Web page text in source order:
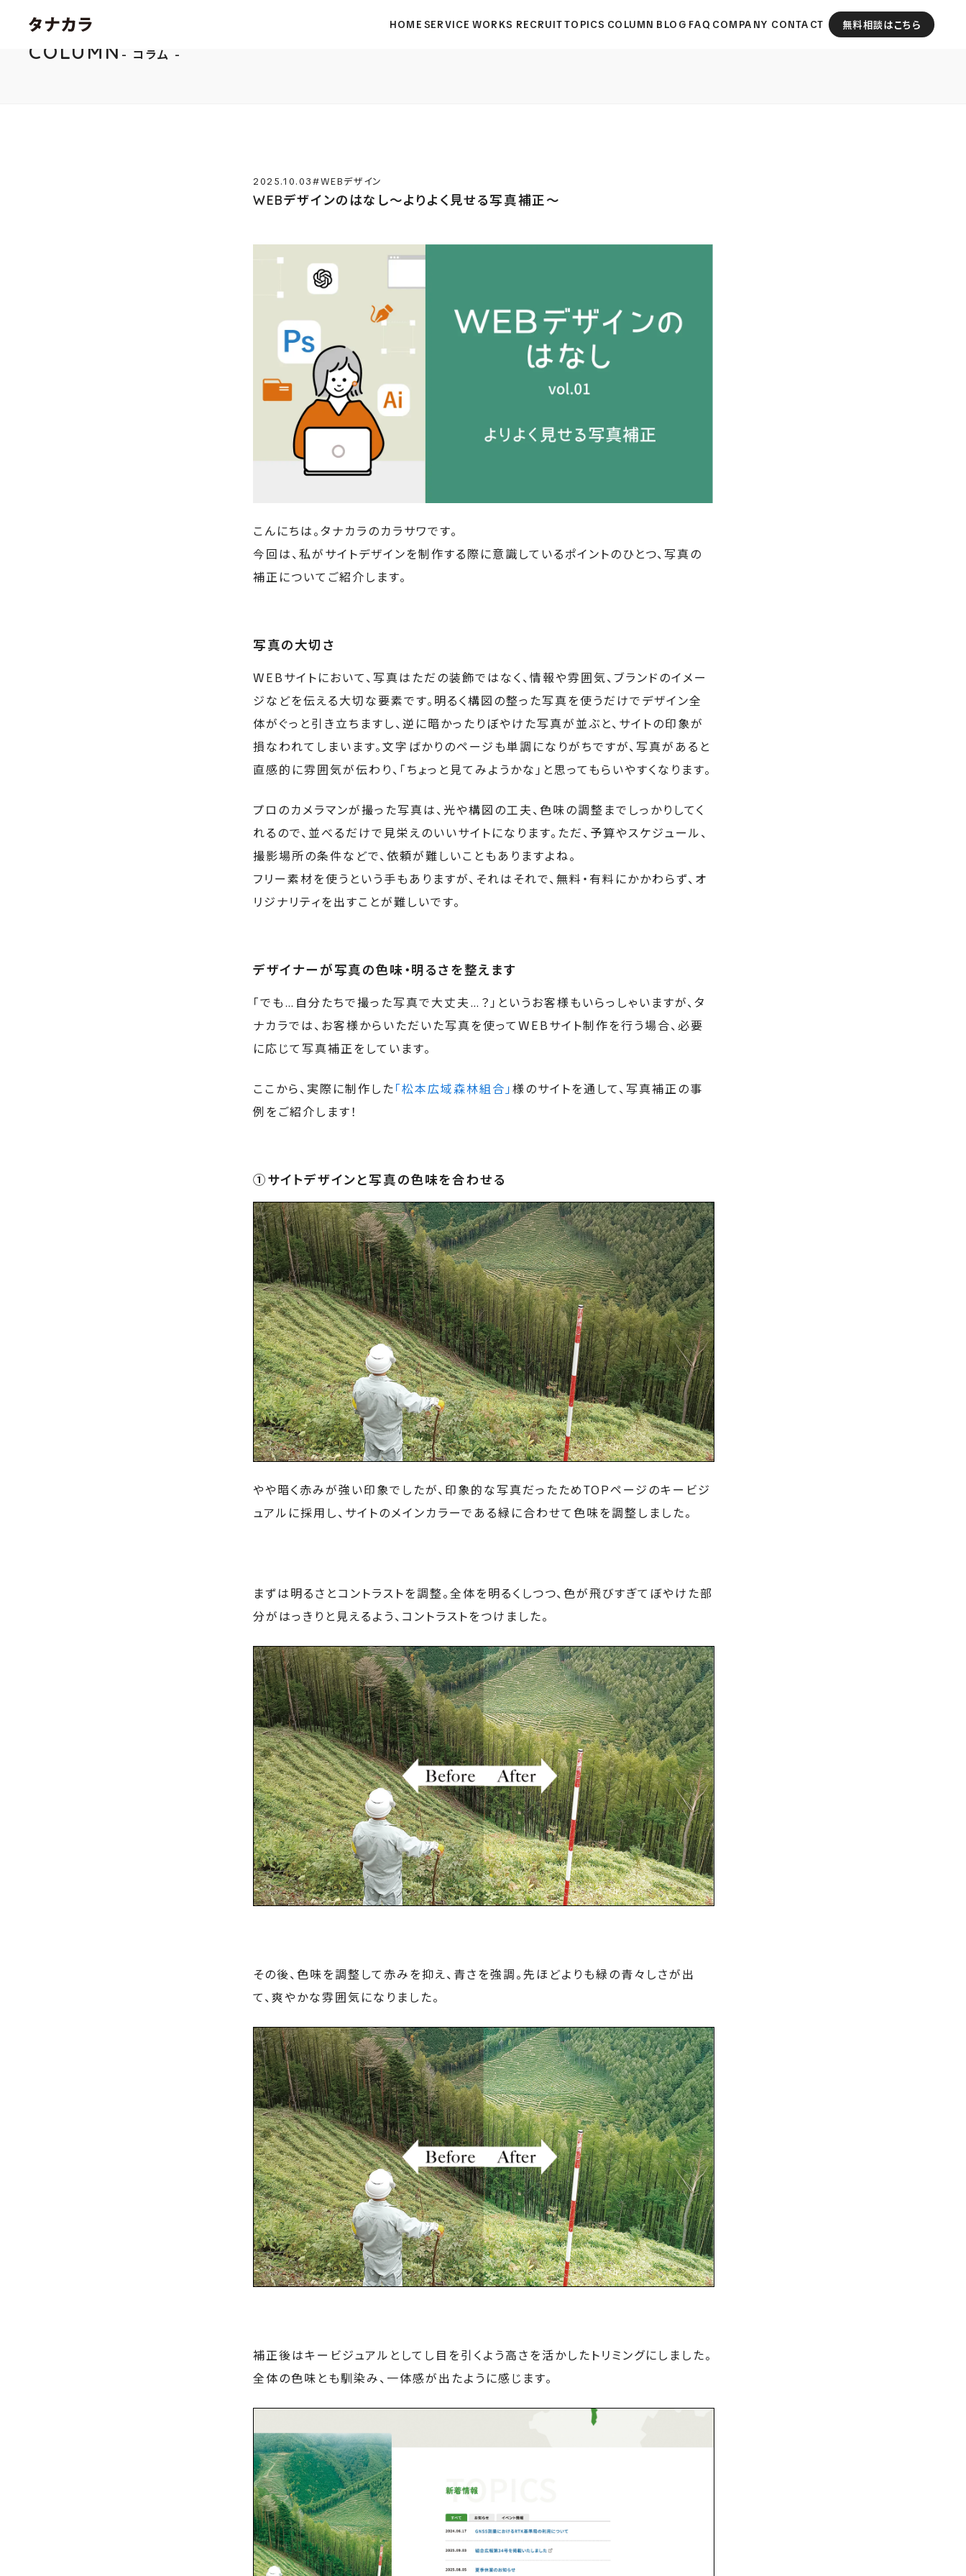
HOME SERVICE WORKS RECRUIT TOPICS COLUMN BLOG FAQ COMPANY CONTACT 無料相談はこちら
COLUMN コラム
2025.10.03#WEBデザイン
WEBデザインのはなし〜よりよく見せる写真補正〜
こんにちは。タナカラのカラサワです。
今回は、私がサイトデザインを制作する際に意識しているポイントのひとつ、写真の
補正についてご紹介します。
写真の大切さ
WEBサイトにおいて、写真はただの装飾ではなく、情報や雰囲気、ブランドのイメー
ジなどを伝える大切な要素です。明るく構図の整った写真を使うだけでデザイン全
体がぐっと引き立ちますし、逆に暗かったりぼやけた写真が並ぶと、サイトの印象が
損なわれてしまいます。文字ばかりのページも単調になりがちですが、写真があると
直感的に雰囲気が伝わり、「ちょっと見てみようかな」と思ってもらいやすくなります。
プロのカメラマンが撮った写真は、光や構図の工夫、色味の調整までしっかりしてく
れるので、並べるだけで見栄えのいいサイトになります。ただ、予算やスケジュール、
撮影場所の条件などで、依頼が難しいこともありますよね。
フリー素材を使うという手もありますが、それはそれで、無料・有料にかかわらず、オ
リジナリティを出すことが難しいです。
デザイナーが写真の色味・明るさを整えます
「でも…自分たちで撮った写真で大丈夫…？」というお客様もいらっしゃいますが、タ
ナカラでは、お客様からいただいた写真を使ってWEBサイト制作を行う場合、必要
に応じて写真補正をしています。
ここから、実際に制作した「松本広域森林組合」様のサイトを通して、写真補正の事
例をご紹介します！
①サイトデザインと写真の色味を合わせる
やや暗く赤みが強い印象でしたが、印象的な写真だったためTOPページのキービジ
ュアルに採用し、サイトのメインカラーである緑に合わせて色味を調整しました。
まずは明るさとコントラストを調整。全体を明るくしつつ、色が飛びすぎてぼやけた部
分がはっきりと見えるよう、コントラストをつけました。
その後、色味を調整して赤みを抑え、青さを強調。先ほどよりも緑の青々しさが出
て、爽やかな雰囲気になりました。
補正後はキービジュアルとしてし目を引くよう高さを活かしたトリミングにしました。
全体の色味とも馴染み、一体感が出たように感じます。